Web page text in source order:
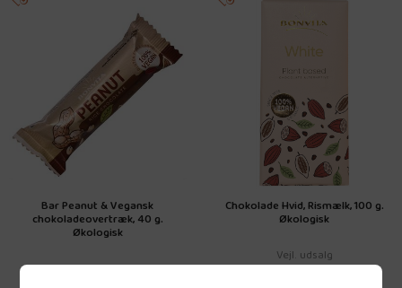
Bar Peanut & Vegansk
chokoladeovertræk, 40 g.
Økologisk
Vejl. udsalg
Chokolade Hvid, Rismælk, 100 g.
Økologisk
Vejl. udsalg
64,50 DKK